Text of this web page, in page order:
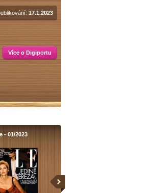
17.1.2023
Více o Digiportu
- 01/2023